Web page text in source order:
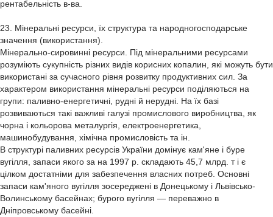
рентабельність в-ва.
23. Мінеральні ресурси, їх структура та народногосподарське
значення (використання).
Мінерально-сировинні ресурси. Під мінеральними ресурсами
розуміють сукупність різних видів корисних копалин, які можуть бути
використані за сучасного рівня розвитку продуктивних сил. За
характером використання мінеральні ресурси поділяються на
групи: паливно-енергетичні, рудні й нерудні. На їх базі
розвиваються такі важливі галузі промислового виробництва, як
чорна і кольорова металургія, електроенергетика,
машинобудування, хімічна промисловість та ін.
В структурі паливних ресурсів України домінує кам'яне і буре
вугілля, запаси якого за на 1997 р. складають 45,7 млрд. т і є
цілком достатніми для забезпечення власних потреб. Основні
запаси кам'яного вугілля зосереджені в Донецькому і Львівсько-
Волинському басейнах; бурого вугілля — переважно в
Дніпровському басейні.